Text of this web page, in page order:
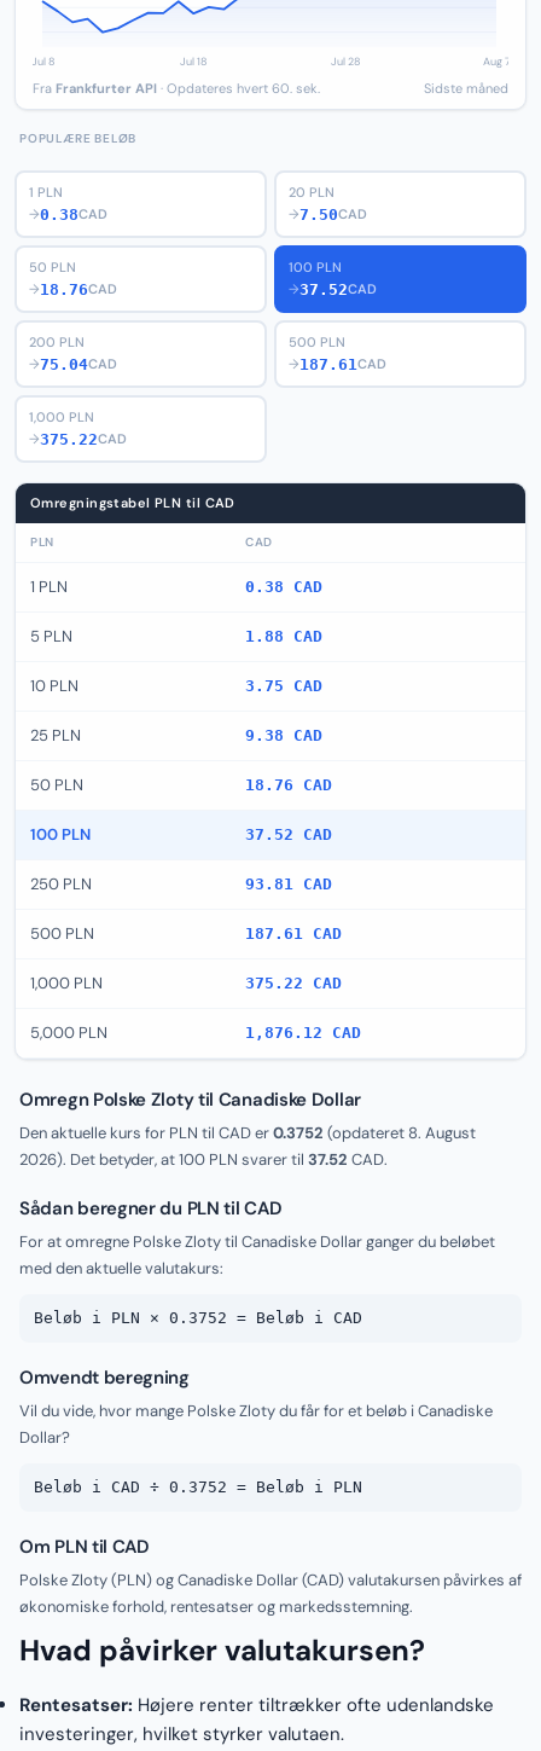
Fra Frankfurter API · Opdateres hvert 60. sek. Sidste måned
POPULÆRE BELØB
1 PLN
→0.38CAD
20 PLN
→7.50CAD
50 PLN
→18.76CAD
100 PLN
→37.52CAD
200 PLN
→75.04CAD
500 PLN
→187.61CAD
1,000 PLN
→375.22CAD
Omregningstabel PLN til CAD
PLN CAD
1 PLN 0.38 CAD
5 PLN 1.88 CAD
10 PLN 3.75 CAD
25 PLN 9.38 CAD
50 PLN 18.76 CAD
100 PLN 37.52 CAD
250 PLN 93.81 CAD
500 PLN 187.61 CAD
1,000 PLN 375.22 CAD
5,000 PLN 1,876.12 CAD
Omregn Polske Zloty til Canadiske Dollar
Den aktuelle kurs for PLN til CAD er0.3752 (opdateret 8. August
2026). Det betyder, at 100 PLN svarer til 37.52 CAD.
Sådan beregner du PLN til CAD
For at omregne Polske Zloty til Canadiske Dollar ganger du beløbet
med den aktuelle valutakurs:
Beløb i PLN × 0.3752 = Beløb i CAD
Omvendt beregning
Vil du vide, hvor mange Polske Zloty du får for et beløb i Canadiske
Dollar?
Beløb i CAD ÷ 0.3752 = Beløb i PLN
Om PLN til CAD
Polske Zloty (PLN) og Canadiske Dollar (CAD) valutakursen påvirkes af
økonomiske forhold, rentesatser og markedsstemning.
Hvad påvirker valutakursen?
Rentesatser: Højere renter tiltrækker ofte udenlandske
investeringer, hvilket styrker valutaen.